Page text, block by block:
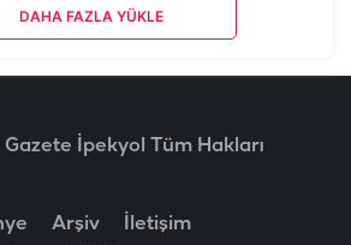
DAHA FAZLA YÜKLE
İpekyol Tüm Hakları
Arşiv
İletişim